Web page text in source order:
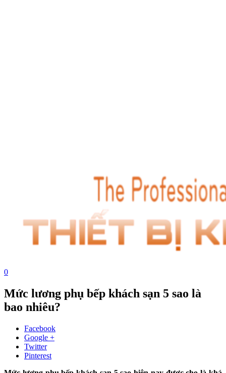
0
Mức lương phụ bếp khách sạn 5 sao là
bao nhiêu?
Facebook
Google +
Twitter
Pinterest